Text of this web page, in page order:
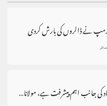
نے ڈالروں کی بارش کردی
دفاعی معاہدہ اسلامی اتحاد کی جانب اہم پیشرفت ہے، مولانافضل الرحمٰن